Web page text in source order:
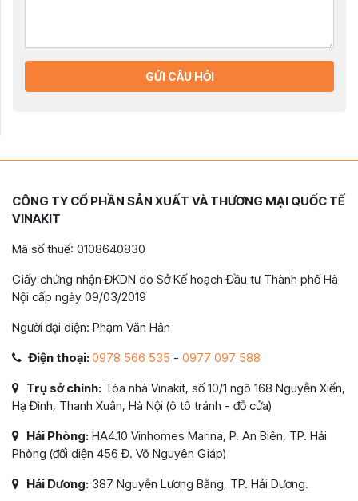
GỬI CÂU HỎI
CÔNG TY CỔ PHẦN SẢN XUẤT VÀ THƯƠNG MẠI QUỐC TẾ
VINAKIT
Mã số thuế: 0108640830
Giấy chứng nhận ĐKDN do Sở Kế hoạch Đầu tư Thành phố Hà
Nội cấp ngày 09/03/2019
Người đại diện: Phạm Văn Hân
Điện thoại:0978 566 535 - 0977 097 588
Trụ sở chính: Tòa nhà Vinakit, số 10/1 ngõ 168 Nguyễn Xiển,
Hạ Đình, Thanh Xuân, Hà Nội (ô tô tránh - đỗ cửa)
Hải Phòng: HA4.10 Vinhomes Marina, P. An Biên, TP. Hải
Phòng (đối diện 456 Đ. Võ Nguyên Giáp)
Hải Dương: 387 Nguyễn Lương Bằng, TP. Hải Dương.